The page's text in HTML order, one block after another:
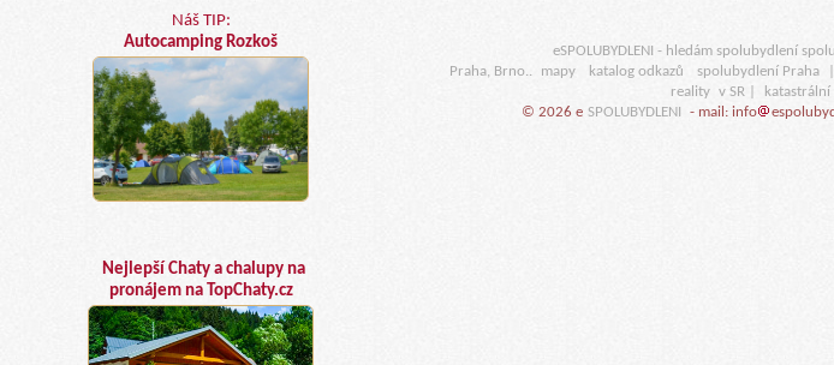
Náš TIP:
Autocamping Rozkoš
Nejlepší Chaty a chalupy na
pronájem na TopChaty.cz
eSPOLUBYDLENI - hledám spolubydlení
Praha, Brno..
mapy katalog odkazů spolubydlení Praha
reality v SR | katastrální
© 2026 e SPOLUBYDLENI - mail: info